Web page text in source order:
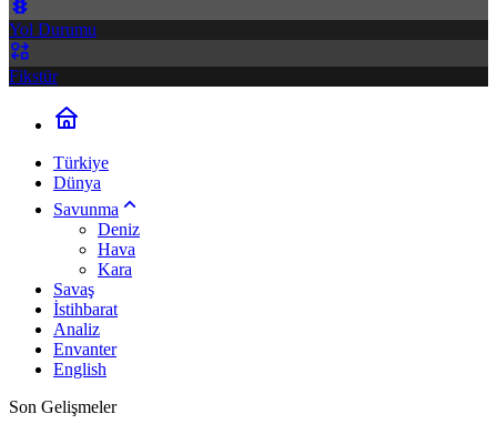
Yol Durumu
Fikstür
Türkiye
Dünya
Savunma
Deniz
Hava
Kara
Savaş
İstihbarat
Analiz
Envanter
English
Son Gelişmeler